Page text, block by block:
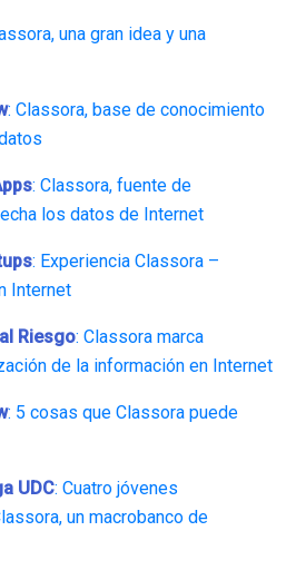
una gran idea y una
: Classora, base de conocimiento
: Classora, fuente de
los datos de Internet
: Experiencia Classora –
Internet
Riesgo: Classora marca
de la información en Internet
: 5 cosas que Classora puede
UDC: Cuatro jóvenes
un macrobanco de